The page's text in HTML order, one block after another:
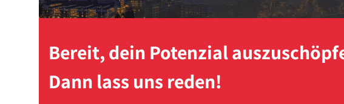
Bereit, dein Potenzial
Dann lass uns reden!